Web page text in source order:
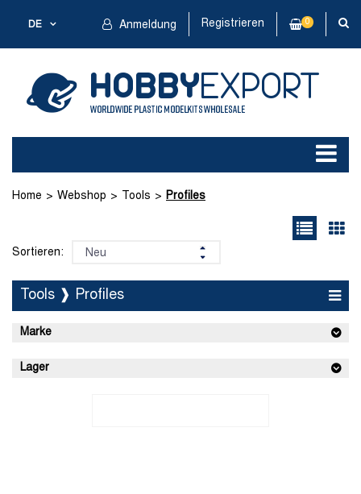
DE Anmeldung Registrieren 0
Home Webshop Tools Profiles
Sortieren:
Tools ❱ Profiles
Marke
Lager